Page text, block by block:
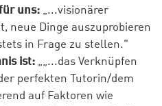
uns: „...visionärer
neue Dinge auszuprobieren
in Frage zu stellen."
ist: „„...das Verknüpfen
perfekten Tutorin/dem
auf Faktoren wie